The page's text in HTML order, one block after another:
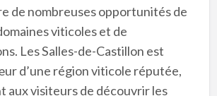
de nombreuses opportunités de
viticoles et de
Les Salles-de-Castillon est
d’une région viticole réputée,
aux visiteurs de découvrir les